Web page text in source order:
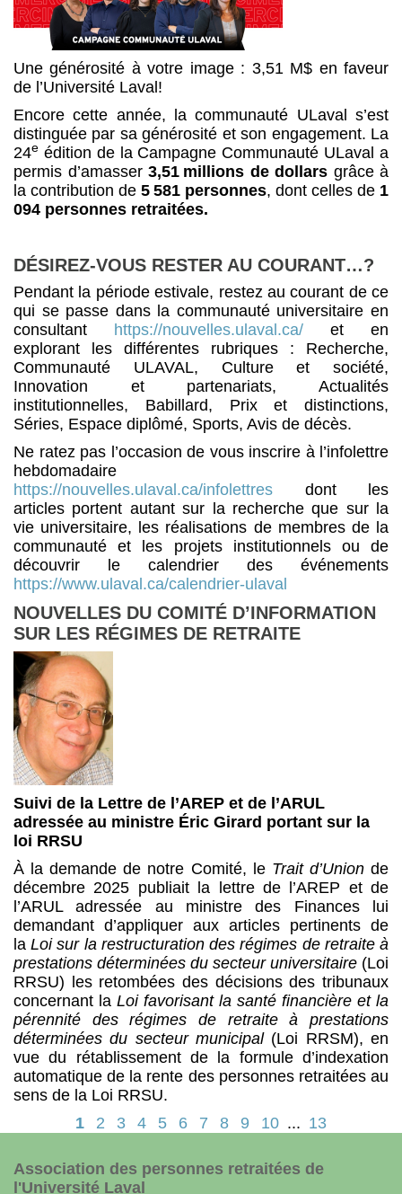
Une générosité à votre image : 3,51 M$ en faveur
de l’Université Laval!
Encore cette année, la communauté ULaval s’est
distinguée par sa générosité et son engagement. La
24e édition de la Campagne Communauté ULaval a
permis d’amasser 3,51 millions de dollars grâce à
la contribution de 5 581 personnes, dont celles de 1
094 personnes retraitées.
DÉSIREZ-VOUS RESTER AU COURANT…?
Pendant la période estivale, restez au courant de ce
qui se passe dans la communauté universitaire en
consultant https://nouvelles.ulaval.ca/ et en
explorant les différentes rubriques : Recherche,
Communauté ULAVAL, Culture et société,
Innovation et partenariats, Actualités
institutionnelles, Babillard, Prix et distinctions,
Séries, Espace diplômé, Sports, Avis de décès.
Ne ratez pas l’occasion de vous inscrire à l’infolettre
hebdomadaire
https://nouvelles.ulaval.ca/infolettres dont les
articles portent autant sur la recherche que sur la
vie universitaire, les réalisations de membres de la
communauté et les projets institutionnels ou de
découvrir le calendrier des événements
https://www.ulaval.ca/calendrier-ulaval
NOUVELLES DU COMITÉ D’INFORMATION
SUR LES RÉGIMES DE RETRAITE
Suivi de la Lettre de l’AREP et de l’ARUL
adressée au ministre Éric Girard portant sur la
loi RRSU
À la demande de notre Comité, le Trait d’Unionde
décembre 2025 publiait la lettre de l’AREP et de
l’ARUL adressée au ministre des Finances lui
demandant d’appliquer aux articles pertinents de
laLoi sur la restructuration des régimes de retraite à
prestations déterminées du secteur universitaire (Loi
RRSU) les retombées des décisions des tribunaux
concernant la Loi favorisant la santé financière et la
pérennité des régimes de retraite à prestations
déterminées du secteur municipal(Loi RRSM), en
vue du rétablissement de la formule d’indexation
automatique de la rente des personnes retraitées au
sens de la Loi RRSU.
1
2 3 4 5 6 7 8 9 10 ... 13
Association des personnes retraitées de
l'Université Laval